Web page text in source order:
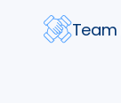
Team